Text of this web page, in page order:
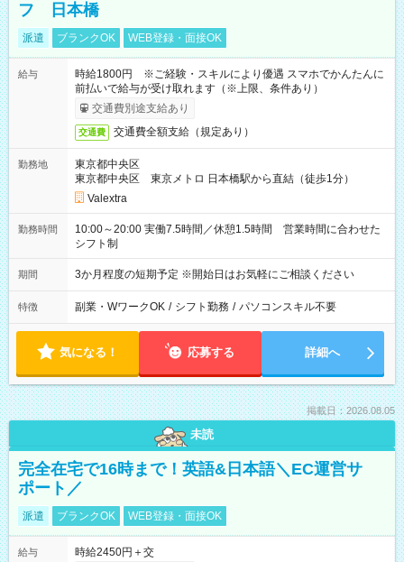
フ 日本橋
派遣 ブランクOK WEB登録・面接OK
給与
時給1800円 ※ご経験・スキルにより優遇 スマホでかんたんに
前払いで給与が受け取れます（※上限、条件あり）
交通費別途支給あり
交通費 交通費全額支給（規定あり）
勤務地
東京都中央区
東京都中央区 東京メトロ 日本橋駅から直結（徒歩1分）
Valextra
勤務時間
10:00～20:00 実働7.5時間／休憩1.5時間 営業時間に合わせた
シフト制
期間 3か月程度の短期予定 ※開始日はお気軽にご相談ください
特徴 副業・WワークOK / シフト勤務 / パソコンスキル不要
気になる！ 応募する 詳細へ
掲載日：2026.08.05
未読
完全在宅で16時まで！英語&日本語＼EC運営サ
ポート／
派遣 ブランクOK WEB登録・面接OK
給与
時給2450円＋交